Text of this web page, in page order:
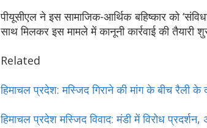
पीयूसीएल ने इस सामाजिक-आर्थिक बहिष्कार को
साथ मिलकर इस मामले में कानूनी कार्रवाई की तैयारी
Related
हिमाचल प्रदेश: मस्जिद गिराने की मांग के बीच रैली के
हिमाचल प्रदेश मस्जिद विवाद: मंडी में विरोध